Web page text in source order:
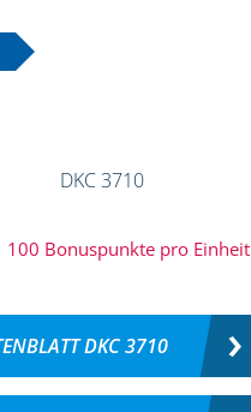
100 Bonuspunkte pro Einheit
DKC 3710